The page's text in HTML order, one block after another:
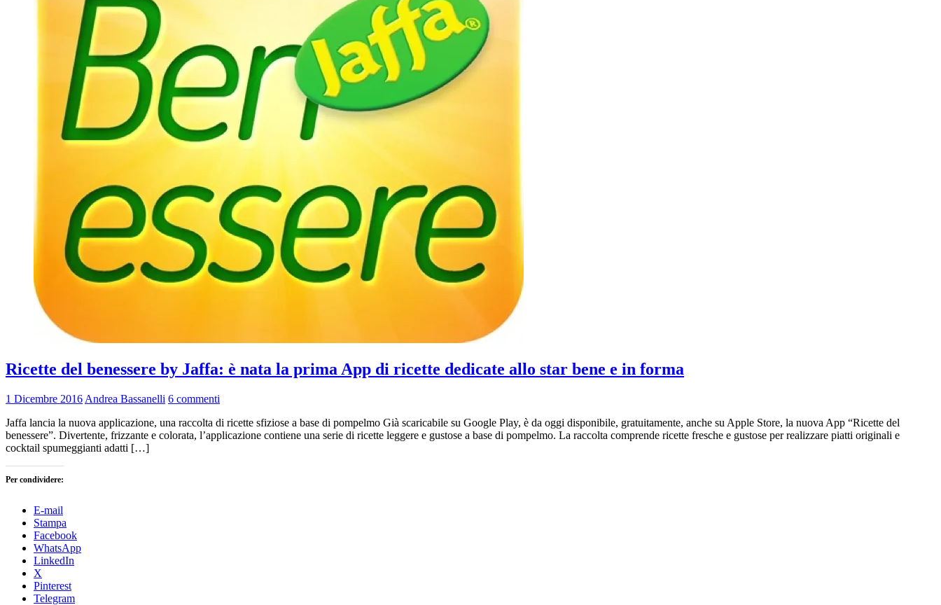
Ricette del benessere by Jaffa: è nata la prima App di ricette dedicate allo star bene e in forma
1 Dicembre 2016 Andrea Bassanelli 6 commenti
Jaffa lancia la nuova applicazione, una raccolta di ricette sfiziose a base di pompelmo Già scaricabile su Google Play, è da oggi disponibile, gratuitamente, anche su Apple Store, la nuova App “Ricette del
benessere”. Divertente, frizzante e colorata, l’applicazione contiene una serie di ricette leggere e gustose a base di pompelmo. La raccolta comprende ricette fresche e gustose per realizzare piatti originali e
cocktail spumeggianti adatti […]
Per condividere:
E-mail
Stampa
Facebook
WhatsApp
LinkedIn
X
Pinterest
Telegram